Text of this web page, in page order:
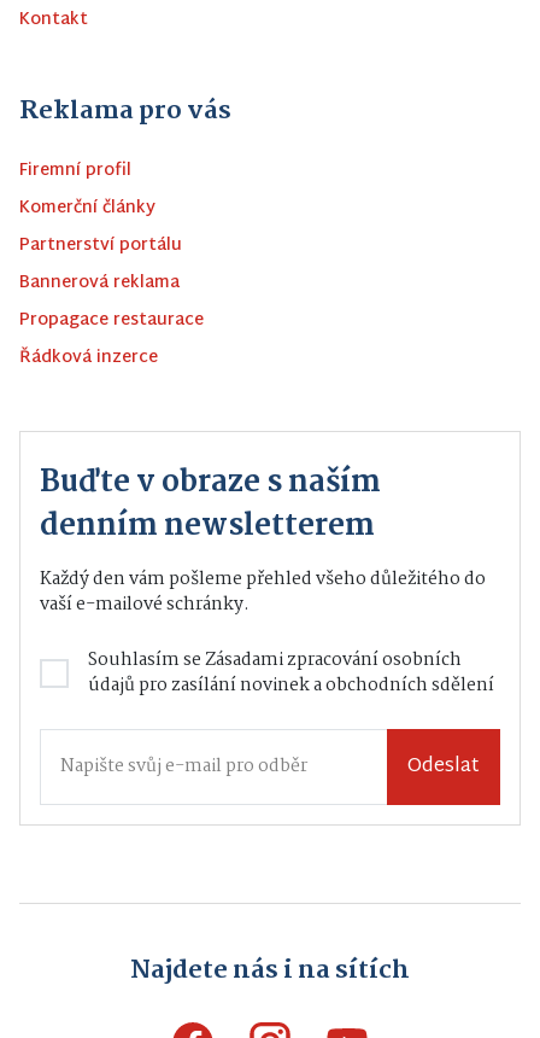
Kontakt
Reklama pro vás
Firemní profil
Komerční články
Partnerství portálu
Bannerová reklama
Propagace restaurace
Řádková inzerce
Buďte v obraze s naším
denním newsletterem
Každý den vám pošleme přehled všeho důležitého do
vaší e-mailové schránky.
Souhlasím seZásadami zpracování osobních
údajůpro zasílání novinek a obchodních sdělení
Odeslat
Najdete nás i na sítích